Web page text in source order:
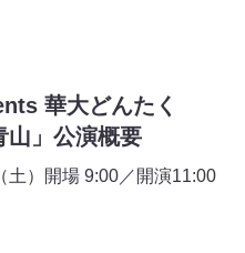
華大どんたく
」公演概要
）開場 9:00／開演11:00